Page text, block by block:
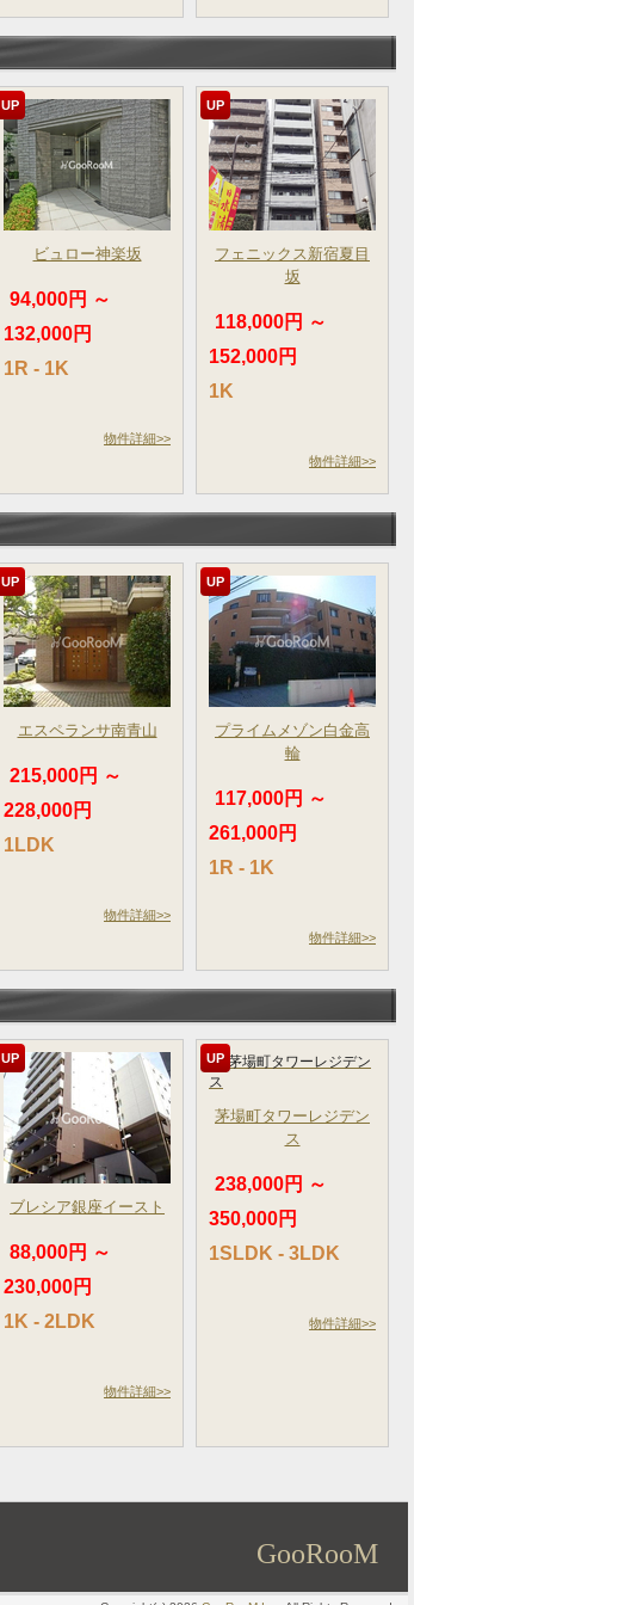
UP
ビュロー神楽坂
94,000円 ～
132,000円
1R - 1K
物件詳細>>
UP
フェニックス新宿夏目
坂
118,000円 ～
152,000円
1K
物件詳細>>
UP
エスペランサ南青山
215,000円 ～
228,000円
1LDK
物件詳細>>
UP
プライムメゾン白金高
輪
117,000円 ～
261,000円
1R - 1K
物件詳細>>
UP
ブレシア銀座イースト
88,000円 ～
230,000円
1K - 2LDK
物件詳細>>
UP
茅場町タワーレジデン
ス
238,000円 ～
350,000円
1SLDK - 3LDK
物件詳細>>
GooRooM